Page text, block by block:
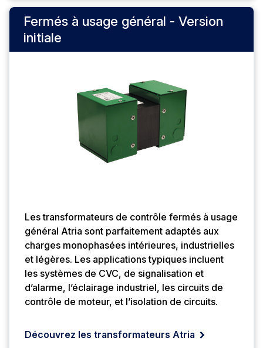
Fermés à usage général - Version
initiale
Les transformateurs de contrôle fermés à usage
général Atria sont parfaitement adaptés aux
charges monophasées intérieures, industrielles
et légères. Les applications typiques incluent
les systèmes de CVC, de signalisation et
d’alarme, l’éclairage industriel, les circuits de
contrôle de moteur, et l’isolation de circuits.
Découvrez les transformateurs Atria